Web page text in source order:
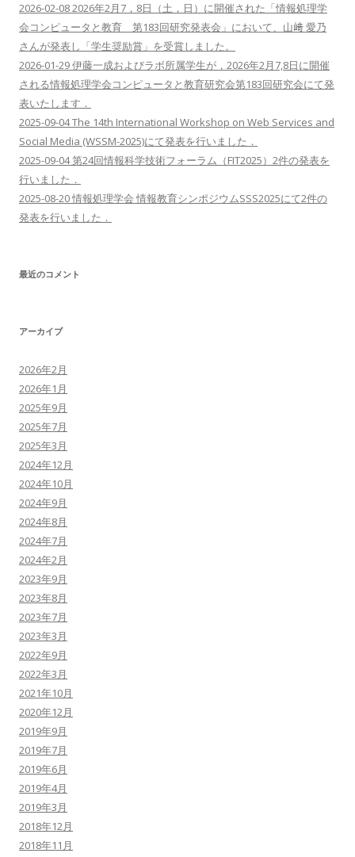
2026-02-08 2026年2月7，8日（土，日）に開催された「情報処理学
会コンピュータと教育 第183回研究発表会」において、山﨑 愛乃
さんが発表し「学生奨励賞」を受賞しました。
2026-01-29 伊藤一成およびラボ所属学生が，2026年2月7,8日に開催
される情報処理学会コンピュータと教育研究会第183回研究会にて発
表いたします．
2025-09-04 The 14th International Workshop on Web Services and
Social Media (WSSM-2025)にて発表を行いました．
2025-09-04 第24回情報科学技術フォーラム（FIT2025）2件の発表を
行いました．
2025-08-20 情報処理学会 情報教育シンポジウムSSS2025にて2件の
発表を行いました．
最近のコメント
アーカイブ
2026年2月
2026年1月
2025年9月
2025年7月
2025年3月
2024年12月
2024年10月
2024年9月
2024年8月
2024年7月
2024年2月
2023年9月
2023年8月
2023年7月
2023年3月
2022年9月
2022年3月
2021年10月
2020年12月
2019年9月
2019年7月
2019年6月
2019年4月
2019年3月
2018年12月
2018年11月